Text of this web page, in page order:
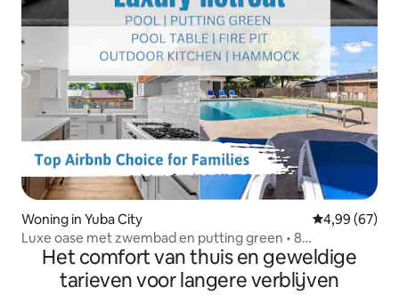
Woning in Yuba City Gemiddelde
4,99 (67)
Luxe oase met zwembad en putting green • 8
slaapplaatsen
Het comfort van thuis en geweldige
tarieven voor langere verblijven